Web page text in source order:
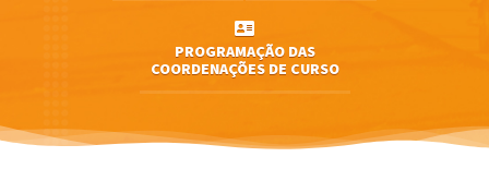
PROGRAMAÇÃO DAS
COORDENAÇÕES DE CURSO